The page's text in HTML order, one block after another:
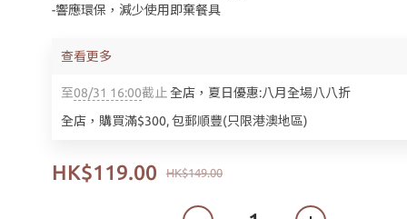
-響應環保，減少使用即棄餐具
至08/31 16:00截止全店，夏日優惠:八月全場八八折
全店，購買滿$300, 包郵順豐(只限港澳地區)
查看更多
HK$149.00
HK$119.00